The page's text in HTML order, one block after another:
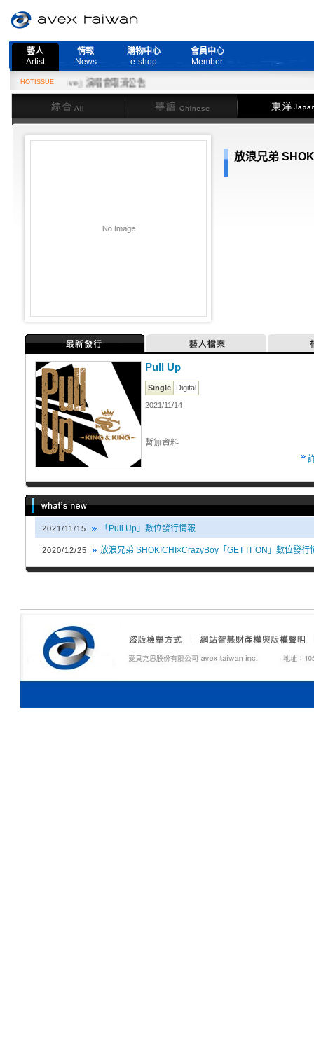
藝人
Artist
情報
News
購物中心
e-shop
會員中心
Member
HOTISSUE
Live』演唱會取消公告
綜合
華語 東洋
放浪兄弟
最新發行 藝人檔案
Pull Up
Single Digital
2021/11/14
暫無資料
2021/11/15 「Pull Up」數位發行情報
2020/12/25 放浪兄弟 SHOKICHI×CrazyBoy「GET IT ON」數位發行